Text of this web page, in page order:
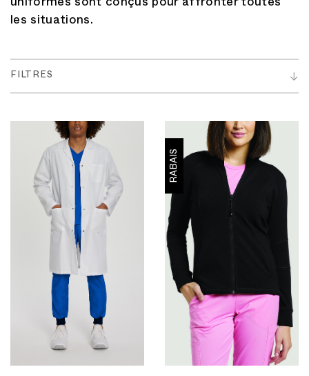
uniformes sont conçus pour affronter toutes
les situations.
FILTRES
RABAIS